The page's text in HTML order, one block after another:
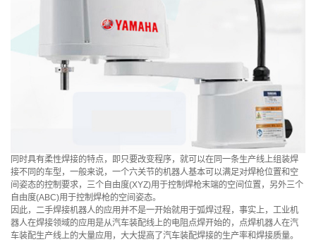
同时具有柔性焊接的特点，即只要改变程序，就可以在同一条生产线上组装焊
接不同的车型，一般来说，一个六关节的机器人基本可以满足对焊枪位置和空
间姿态的控制要求，三个自由度(XYZ)用于控制焊枪末端的空间位置，另外三个
自由度(ABC)用于控制焊枪的空间姿态。
因此，二手焊接机器人的应用并不是一开始就用于弧焊过程，事实上，工业机
器人在焊接领域的应用是从汽车装配线上的电阻点焊开始的，点焊机器人在汽
车装配生产线上的大量应用，大大提高了汽车装配焊接的生产率和焊接质量。